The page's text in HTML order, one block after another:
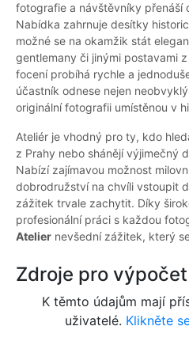
fotografie a návštěvníky přenáší
Nabídka zahrnuje desítky
možné se na okamžik stát
gentlemany či jinými postavami
focení probíhá rychle a
účastník odnese nejen
originální fotografii umístěnou v
Ateliér je vhodný pro ty, kdo
z Prahy nebo shánějí výjimečný
Nabízí zajímavou možnost
dobrodružství na chvíli vstoupit
zážitek trvale zachytit. Díky
profesionální práci s každou
Atelier nevšední zážitek, který
Zdroje pro
K těmto údajům mají
uživatelé. Klikněte